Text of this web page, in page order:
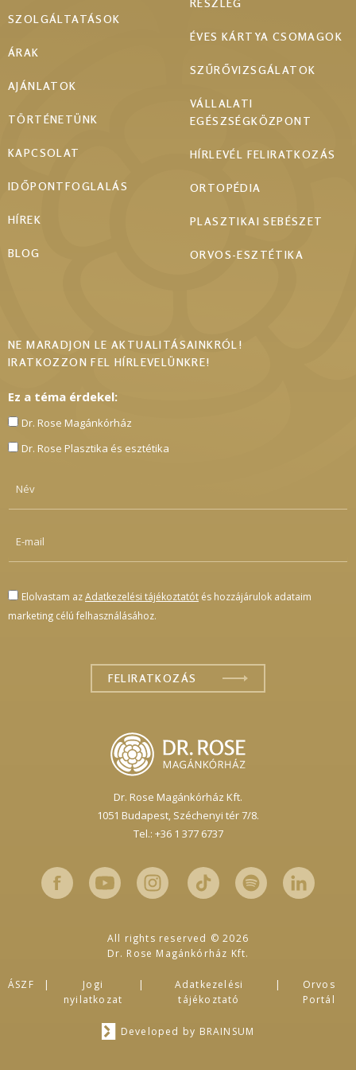
Dr. Rose Magánkórház Kft.
1051 Budapest,Széchenyi tér 7/8.
Tel.: +36 1 377 6737
SZOLGÁLTATÁSOK
ÁRAK
AJÁNLATOK
TÖRTÉNETÜNK
KAPCSOLAT
IDŐPONTFOGLALÁS
HÍREK
BLOG
ÉVES KÁRTYA CSOMAGOK
SZŰRŐVIZSGÁLATOK
VÁLLALATI
EGÉSZSÉGKÖZPONT
HÍRLEVÉL FELIRATKOZÁS
ORTOPÉDIA
PLASZTIKAI SEBÉSZET
ORVOS-ESZTÉTIKA
NE MARADJON LE AKTUALITÁSAINKRÓL!
IRATKOZZON FEL HÍRLEVELÜNKRE!
Ez a téma érdekel:
Dr. Rose Magánkórház
Dr. Rose Plasztika és esztétika
Elolvastam azAdatkezelési tájékoztatót és hozzájárulok adataim
marketing célú felhasználásához.
All rights reserved © 2026
Dr. Rose Magánkórház Kft.
ÁSZF
Jogi
nyilatkozat
Adatkezelési
tájékoztató
Orvos
Portál
Developed by BRAINSUM